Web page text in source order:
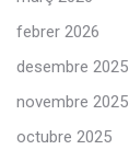
febrer 2026
desembre 2025
novembre 2025
octubre 2025